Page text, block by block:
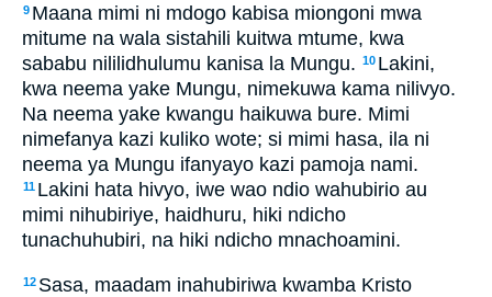
9 Maana mimi ni mdogo kabisa miongoni mwa
mitume na wala sistahili kuitwa mtume, kwa
sababu nililidhulumu kanisa la Mungu. 10 Lakini,
kwa neema yake Mungu, nimekuwa kama nilivyo.
Na neema yake kwangu haikuwa bure. Mimi
nimefanya kazi kuliko wote; si mimi hasa, ila ni
neema ya Mungu ifanyayo kazi pamoja nami.
11 Lakini hata hivyo, iwe wao ndio wahubirio au
mimi nihubiriye, haidhuru, hiki ndicho
tunachuhubiri, na hiki ndicho mnachoamini.
12 Sasa, maadam inahubiriwa kwamba Kristo